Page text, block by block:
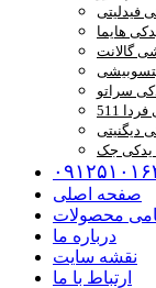
فیدلیتی
گالانت
سراتو
511
دیگنیتی
صفحه اصلی
محصولات
درباره ما
نقشه سایت
ارتباط با ما